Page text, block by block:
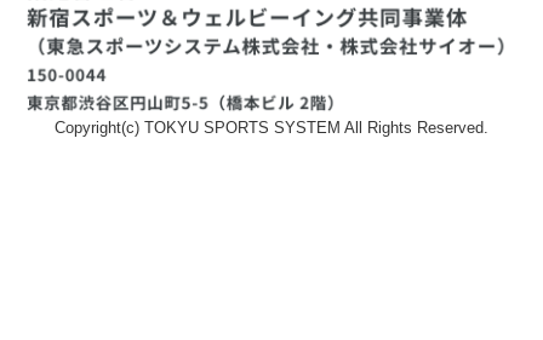
Copyright(c) TOKYU SPORTS SYSTEM All Rights Reserved.